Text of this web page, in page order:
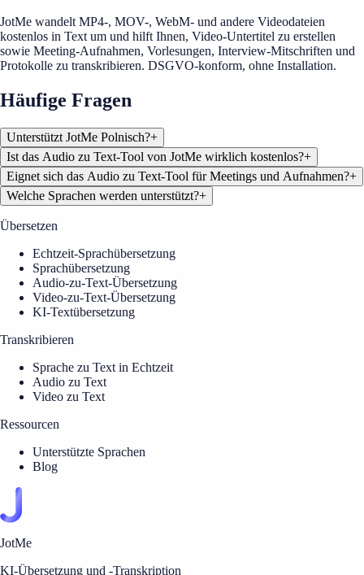
JotMe wandelt MP4-, MOV-, WebM- und andere Videodateien
kostenlos in Text um und hilft Ihnen, Video-Untertitel zu erstellen
sowie Meeting-Aufnahmen, Vorlesungen, Interview-Mitschriften und
Protokolle zu transkribieren. DSGVO-konform, ohne Installation.
Häufige Fragen
Unterstützt JotMe Polnisch?+
Ist das Audio zu Text-Tool von JotMe wirklich kostenlos?+
Eignet sich das Audio zu Text-Tool für Meetings und Aufnahmen?+
Welche Sprachen werden unterstützt?+
Übersetzen
Echtzeit-Sprachübersetzung
Sprachübersetzung
Audio-zu-Text-Übersetzung
Video-zu-Text-Übersetzung
KI-Textübersetzung
Transkribieren
Sprache zu Text in Echtzeit
Audio zu Text
Video zu Text
Ressourcen
Unterstützte Sprachen
Blog
JotMe
KI-Übersetzung und -Transkription